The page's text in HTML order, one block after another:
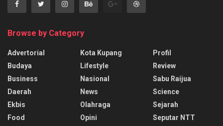
Browse by Category
Advertorial
Budaya
Business
Daerah
Ekbis
Food
Kota Kupang
Lifestyle
Nasional
News
Olahraga
Opini
Profil
Review
Sabu Raijua
Science
Sejarah
Seputar NTT